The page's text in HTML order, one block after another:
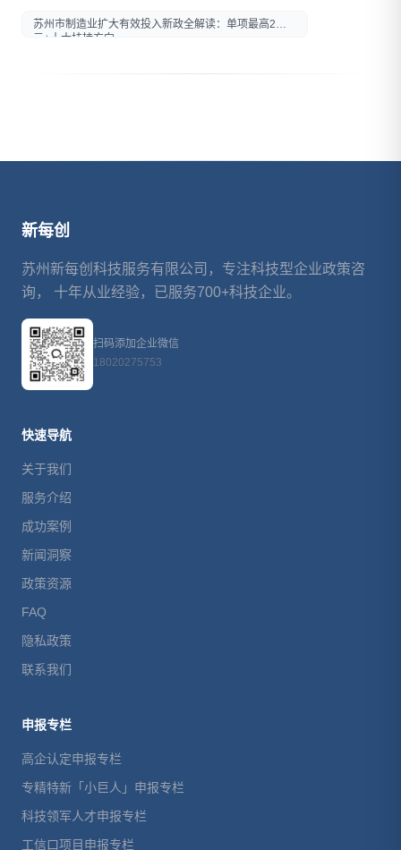
在微信内打开后分享给好友或
苏州市制造业扩大有效投入新政全解读：单项最高2亿
元+十大扶持方向
新每创
苏州新每创科技服务有限公司，专注科技型企业政策咨
询， 十年从业经验，已服务700+科技企业。
扫码添加企业微信
18020275753
快速导航
关于我们
服务介绍
成功案例
新闻洞察
政策资源
FAQ
隐私政策
联系我们
申报专栏
高企认定申报专栏
专精特新「小巨人」申报专栏
科技领军人才申报专栏
工信口项目申报专栏